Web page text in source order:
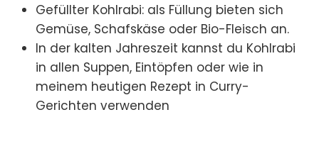
Gefüllter Kohlrabi: als Füllung bieten sich
Gemüse, Schafskäse oder Bio-Fleisch an.
In der kalten Jahreszeit kannst du Kohlrabi
in allen Suppen, Eintöpfen oder wie in
meinem heutigen Rezept in Curry-
Gerichten verwenden